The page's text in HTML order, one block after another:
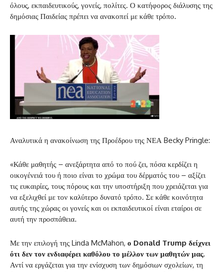
όλους, εκπαιδευτικούς, γονείς, πολίτες. Ο κατήφορος διάλυσης της
δημόσιας Παιδείας πρέπει να ανακοπεί με κάθε τρόπο.
Αναλυτικά η ανακοίνωση της Προέδρου της ΝΕΑ Becky Pringle:
«Κάθε μαθητής – ανεξάρτητα από το πού ζει, πόσα κερδίζει η
οικογένειά του ή ποιο είναι το χρώμα του δέρματός του – αξίζει
τις ευκαιρίες, τους πόρους και την υποστήριξη που χρειάζεται για
να εξελιχθεί με τον καλύτερο δυνατό τρόπο. Σε κάθε κοινότητα
αυτής της χώρας οι γονείς και οι εκπαιδευτικοί είναι εταίροι σε
αυτή την προσπάθεια.
Με την επιλογή της Linda McMahon, ο Donald Trump δείχνει
ότι δεν τον ενδιαφέρει καθόλου το μέλλον των μαθητών μας.
Αντί να εργάζεται για την ενίσχυση των δημόσιων σχολείων, τη